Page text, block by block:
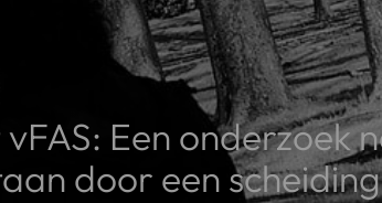
Een onderzoek
door een scheiding